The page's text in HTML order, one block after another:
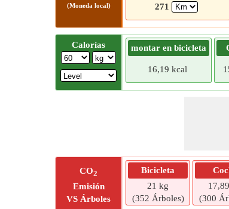
(Moneda local) 271
Calorías montar en bicicleta
16,19 kcal
CO2
Emisión
VS Árboles
Bicicleta
21 kg
(352 Árboles)
(300